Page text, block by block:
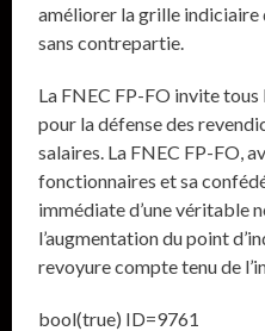
améliorer la grille indiciaire
sans contrepartie.
La FNEC FP-FO invite tous
pour la défense des
salaires. La FNEC FP-FO,
fonctionnaires et sa
immédiate d’une véritable
l’augmentation du point
revoyure compte tenu de
bool(true) ID=9761